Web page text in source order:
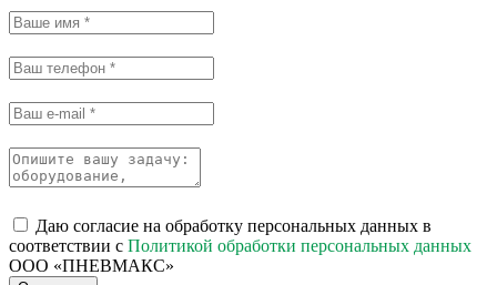
Даю согласие на обработку персональных данных в
соответствии с Политикой обработки персональных данных
ООО «ПНЕВМАКС»